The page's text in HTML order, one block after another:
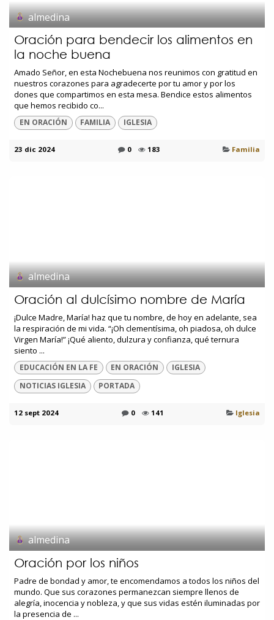
almedina
Oración para bendecir los alimentos en
la noche buena
Amado Señor, en esta Nochebuena nos reunimos con gratitud en
nuestros corazones para agradecerte por tu amor y por los
dones que compartimos en esta mesa. Bendice estos alimentos
que hemos recibido co...
EN ORACIÓN FAMILIA IGLESIA
23 dic 2024 0 183 Familia
almedina
Oración al dulcísimo nombre de María
¡Dulce Madre, María! haz que tu nombre, de hoy en adelante, sea
la respiración de mi vida. “¡Oh clementísima, oh piadosa, oh dulce
Virgen María!” ¡Qué aliento, dulzura y confianza, qué ternura
siento ...
EDUCACIÓN EN LA FE EN ORACIÓN
IGLESIA
NOTICIAS IGLESIA
PORTADA
12 sept 2024 0 141 Iglesia
almedina
Oración por los niños
Padre de bondad y amor, te encomendamos a todos los niños del
mundo. Que sus corazones permanezcan siempre llenos de
alegría, inocencia y nobleza, y que sus vidas estén iluminadas por
la presencia de ...